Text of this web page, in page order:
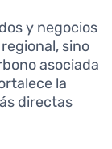
y negocios
sino
asociada
la
directas